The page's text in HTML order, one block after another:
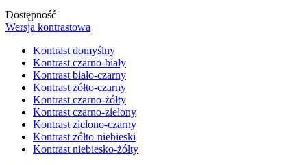
Dostępność
Wersja kontrastowa
Kontrast domyślny
Kontrast czarno-biały
Kontrast biało-czarny
Kontrast żółto-czarny
Kontrast czarno-żółty
Kontrast czarno-zielony
Kontrast zielono-czarny
Kontrast żółto-niebieski
Kontrast niebiesko-żółty